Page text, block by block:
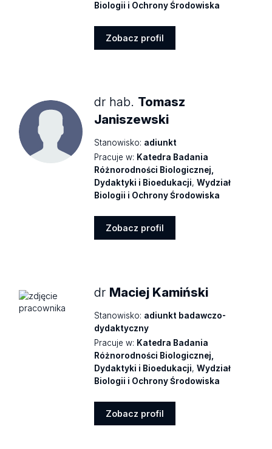
Biologii i Ochrony Środowiska
Zobacz profil
dr hab. Tomasz
Janiszewski
Stanowisko: adiunkt
Pracuje w: Katedra Badania
Różnorodności Biologicznej,
Dydaktyki i Bioedukacji,Wydział
Biologii i Ochrony Środowiska
Zobacz profil
dr Maciej Kamiński
Stanowisko: adiunkt badawczo-
dydaktyczny
Pracuje w: Katedra Badania
Różnorodności Biologicznej,
Dydaktyki i Bioedukacji,Wydział
Biologii i Ochrony Środowiska
Zobacz profil